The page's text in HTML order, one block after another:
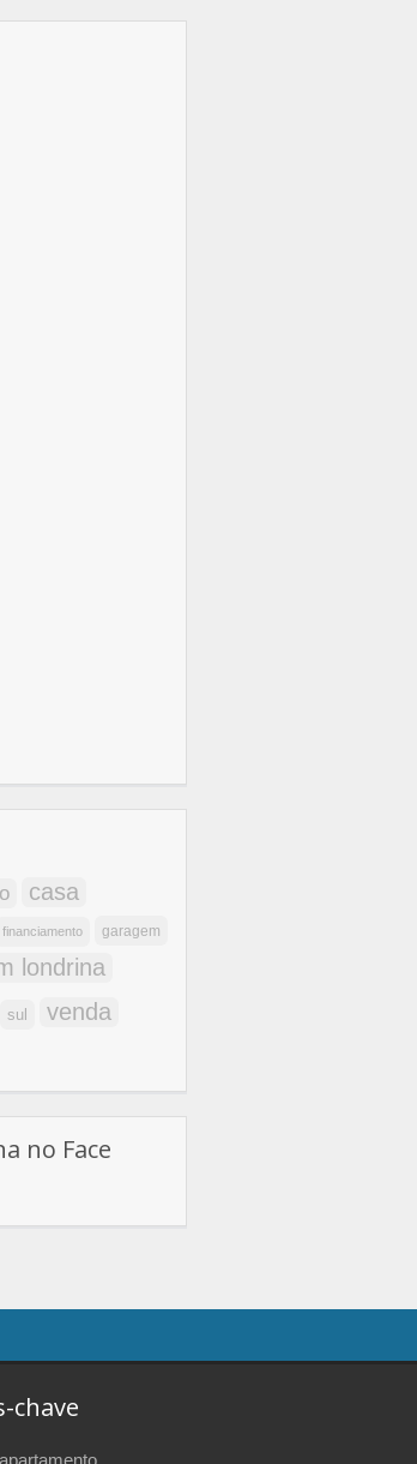
casa
financiamento garagem
londrina
sul venda
no Face
chave
apartamento